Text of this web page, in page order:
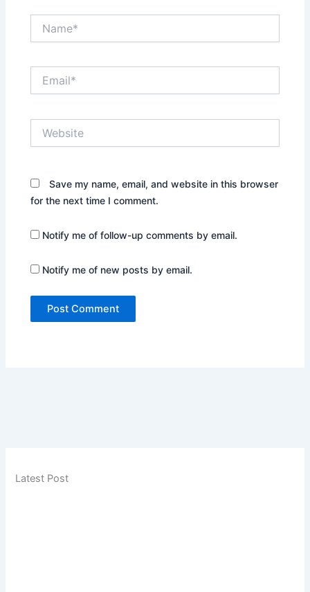
Save my name, email, and website in this browser
for the next time I comment.
Notify me of follow-up comments by email.
Notify me of new posts by email.
Latest Post